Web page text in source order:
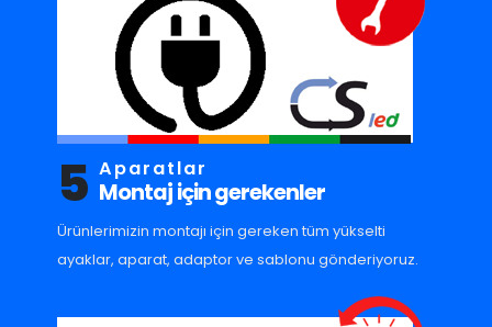
5 Aparatlar
Montaj için gerekenler
Ürünlerimizin montajı için gereken tüm yükselti
ayaklar, aparat, adaptor ve sablonu gönderiyoruz.